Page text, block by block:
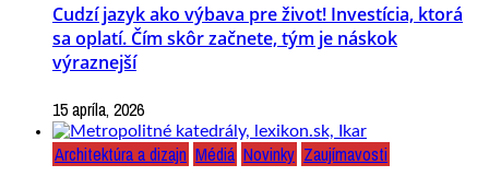
Cudzí jazyk ako výbava pre život! Investícia, ktorá
sa oplatí. Čím skôr začnete, tým je náskok
výraznejší
15 apríla, 2026
Architektúra a dizajn Médiá Novinky Zaujímavosti